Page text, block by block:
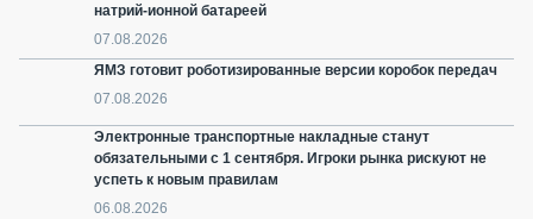
натрий-ионной батареей
07.08.2026
ЯМЗ готовит роботизированные версии коробок передач
07.08.2026
Электронные транспортные накладные станут
обязательными с 1 сентября. Игроки рынка рискуют не
успеть к новым правилам
06.08.2026